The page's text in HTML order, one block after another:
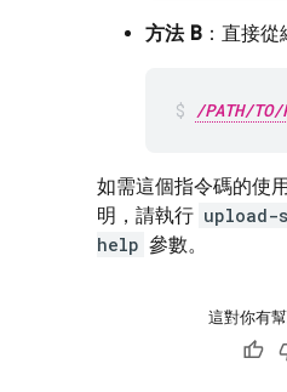
方法 B ：直接
/PATH/TO/
如需這個指令碼的使
明，請執行 upload-
help 參數。
這對你有